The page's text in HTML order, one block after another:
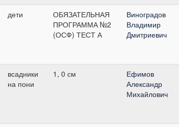
дети
ОБЯЗАТЕЛЬНАЯ
ПРОГРАММА №2
(ОСФ) ТЕСТ А
Виноградов
Владимир
Дмитриевич
всадники
на пони
1, 0 см
Ефимов
Александр
Михайлович